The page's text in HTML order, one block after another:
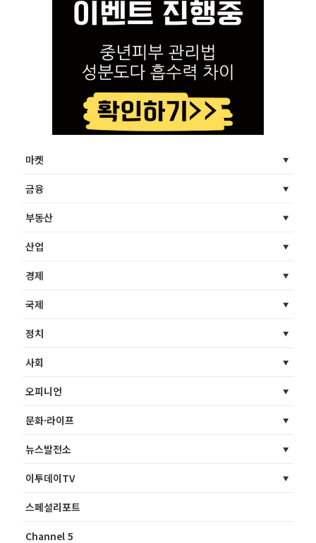
마켓
금융
부동산
산업
경제
국제
정치
사회
오피니언
문화·라이프
뉴스발전소
이투데이TV
스페셜리포트
Channel 5